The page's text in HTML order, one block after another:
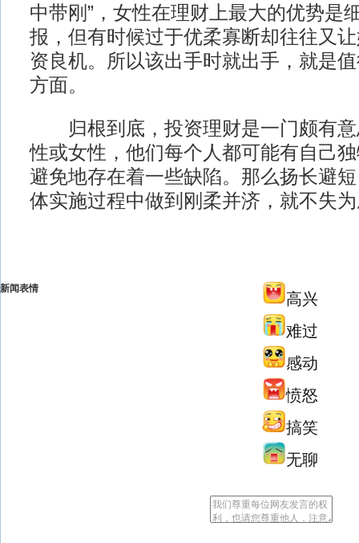
中带刚”，女性在理财上最大的优势是
报，但有时候过于优柔寡断却往往又
资良机。所以该出手时就出手，就是
方面。
归根到底，投资理财是一门颇有意
性或女性，他们每个人都可能有自己
避免地存在着一些缺陷。那么扬长避
体实施过程中做到刚柔并济，就不失
新闻表情
高兴
难过
感动
愤怒
搞笑
无聊